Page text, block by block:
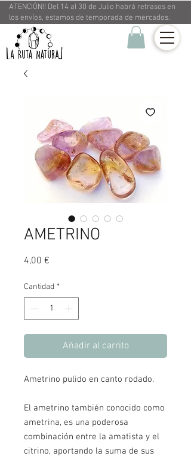
ATENCIÓN!! Del 14 al 30 de Julio habrá retrasos en
los envíos, estamos de temporada de mercados.
AMETRINO
4,00 €
Cantidad *
Añadir al carrito
Ametrino pulido en canto rodado.
El ametrino también conocido como
ametrina, es una poderosa
combinación entre la amatista y el
citrino, aportando la suma de sus